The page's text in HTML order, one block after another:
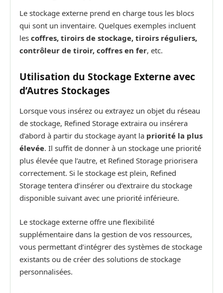
Le stockage externe prend en charge tous les blocs
qui sont un inventaire. Quelques exemples incluent
les coffres, tiroirs de stockage, tiroirs réguliers,
contrôleur de tiroir, coffres en fer, etc.
Utilisation du Stockage Externe avec
d’Autres Stockages
Lorsque vous insérez ou extrayez un objet du réseau
de stockage, Refined Storage extraira ou insérera
d’abord à partir du stockage ayant la priorité la plus
élevée. Il suffit de donner à un stockage une priorité
plus élevée que l’autre, et Refined Storage priorisera
correctement. Si le stockage est plein, Refined
Storage tentera d’insérer ou d’extraire du stockage
disponible suivant avec une priorité inférieure.
Le stockage externe offre une flexibilité
supplémentaire dans la gestion de vos ressources,
vous permettant d’intégrer des systèmes de stockage
existants ou de créer des solutions de stockage
personnalisées.